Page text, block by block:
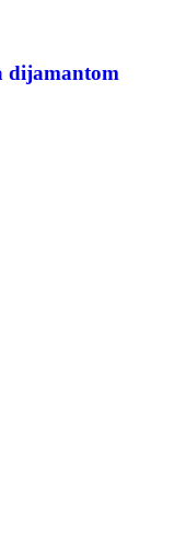
dijamantom